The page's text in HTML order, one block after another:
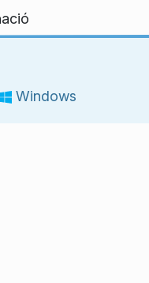
Windows